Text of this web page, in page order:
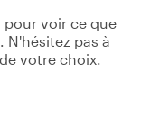
pour voir ce que
N'hésitez pas à
votre choix.